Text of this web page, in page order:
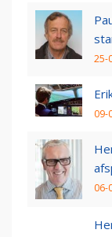
25-
09-
06-